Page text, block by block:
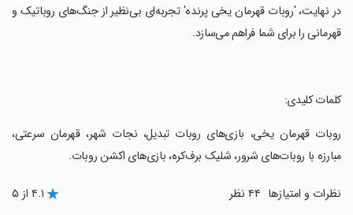
‏در نهایت، 'روبات قهرمان یخی پرنده' تجربه‌ای بی‌نظیر از جنگ‌های روباتیک و
قهرمانی را برای شما فراهم می‌سازد.
‏کلمات کلیدی:
‏روبات قهرمان یخی، بازی‌های روبات تبدیل، نجات شهر، قهرمان سرعتی،
مبارزه با روبات‌های شرور، شلیک برف‌کره، بازی‌های اکشن روبات.
نظرات و امتیازها ۴.۱ از ۵